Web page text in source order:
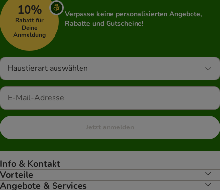
10%
Rabatt für
Deine
Anmeldung
Verpasse keine personalisierten Angebote,
Rabatte und Gutscheine!
Haustierart auswählen
Jetzt anmelden
Info & Kontakt
Vorteile
Angebote & Services